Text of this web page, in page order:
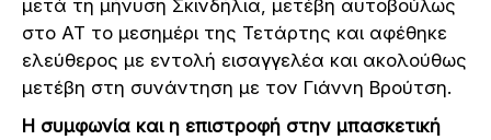
μετά τη μήνυση Σκινδήλια, μετέβη αυτοβούλως
στο ΑΤ το μεσημέρι της Τετάρτης και αφέθηκε
ελεύθερος με εντολή εισαγγελέα και ακολούθως
μετέβη στη συνάντηση με τον Γιάννη Βρούτση.
Η συμφωνία και η επιστροφή στην μπασκετική